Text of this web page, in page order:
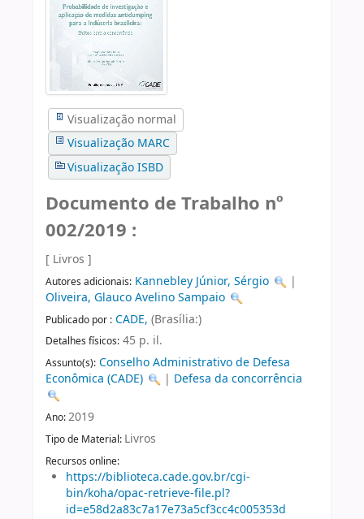
Visualização normal
Visualização MARC
Visualização ISBD
Documento de Trabalho nº
002/2019 :
[ Livros ]
Autores adicionais: Kannebley Júnior, Sérgio
|
Oliveira, Glauco Avelino Sampaio
Publicado por : CADE, (Brasília:)
Detalhes físicos: 45 p. il.
Assunto(s): Conselho Administrativo de Defesa
Econômica (CADE)
| Defesa da concorrência
Ano:2019
Tipo de Material: Livros
Recursos online:
https://biblioteca.cade.gov.br/cgi-
bin/koha/opac-retrieve-file.pl?
id=e58d2a83c7a17e73a5cf3cc4c005353d